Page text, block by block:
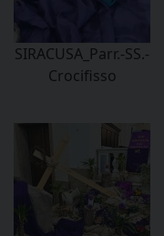
SIRACUSA_Parr.-SS.-
Crocifisso